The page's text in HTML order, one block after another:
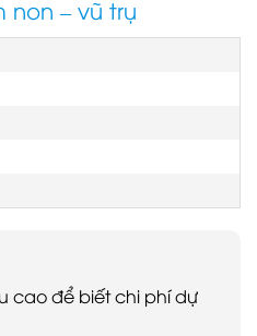
non – vũ trụ
cao để biết chi phí dự